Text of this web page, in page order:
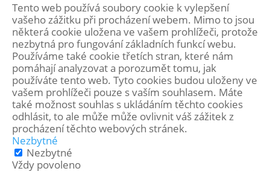
Tento web používá soubory cookie k vylepšení
vašeho zážitku při procházení webem. Mimo to jsou
některá cookie uložena ve vašem prohlížeči, protože
nezbytná pro fungování základních funkcí webu.
Používáme také cookie třetích stran, které nám
pomáhají analyzovat a porozumět tomu, jak
používáte tento web. Tyto cookies budou uloženy ve
vašem prohlížeči pouze s vaším souhlasem. Máte
také možnost souhlas s ukládáním těchto cookies
odhlásit, to ale může může ovlivnit váš zážitek z
procházení těchto webových stránek.
Nezbytné
Nezbytné
Vždy povoleno